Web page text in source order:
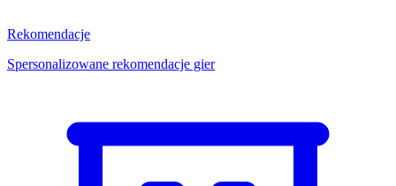
Rekomendacje
Spersonalizowane rekomendacje gier